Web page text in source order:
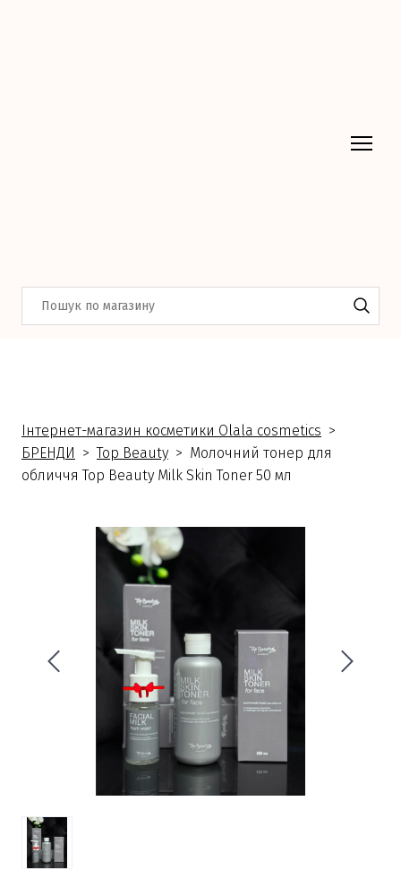
Інтернет-магазин косметики Olala cosmetics
БРЕНДИ
Top Beauty
Молочний тонер для
обличчя Top Beauty Milk Skin Toner 50 мл